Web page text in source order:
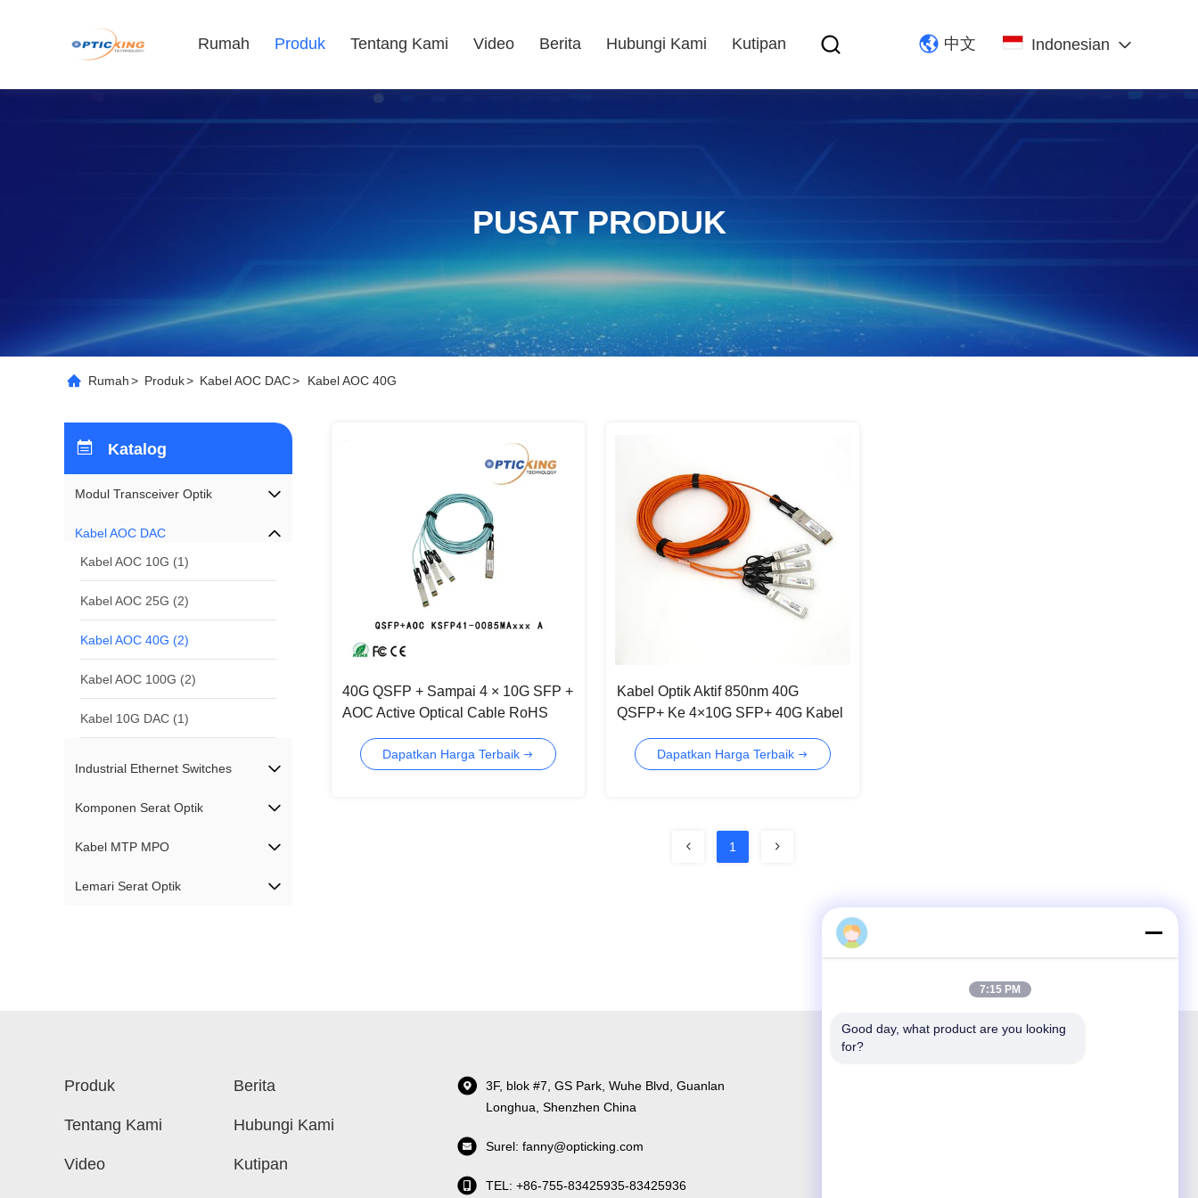
Rumah Produk Tentang Kami Video Berita Hubungi Kami Kutipan 中文 Indonesian
PUSAT PRODUK
Rumah> Produk> Kabel AOC DAC> Kabel AOC 40G
Katalog
Modul Transceiver Optik
Kabel AOC DAC
Kabel AOC 10G (1)
Kabel AOC 25G (2)
Kabel AOC 40G (2)
Kabel AOC 100G (2)
Kabel 10G DAC (1)
Industrial Ethernet Switches
Komponen Serat Optik
Kabel MTP MPO
Lemari Serat Optik
40G QSFP + Sampai 4 × 10G SFP +
AOC Active Optical Cable RoHS
Dapatkan Harga Terbaik
Kabel Optik Aktif 850nm 40G
QSFP+ Ke 4×10G SFP+ 40G Kabel
Dapatkan Harga Terbaik
1
Produk
Tentang Kami
Video
Berita
Hubungi Kami
Kutipan
3F, blok #7, GS Park, Wuhe Blvd, Guanlan
Longhua, Shenzhen China
Surel: fanny@opticking.com
TEL: +86-755-83425935-83425936
7:15 PM
Good day, what product are you looking
for?